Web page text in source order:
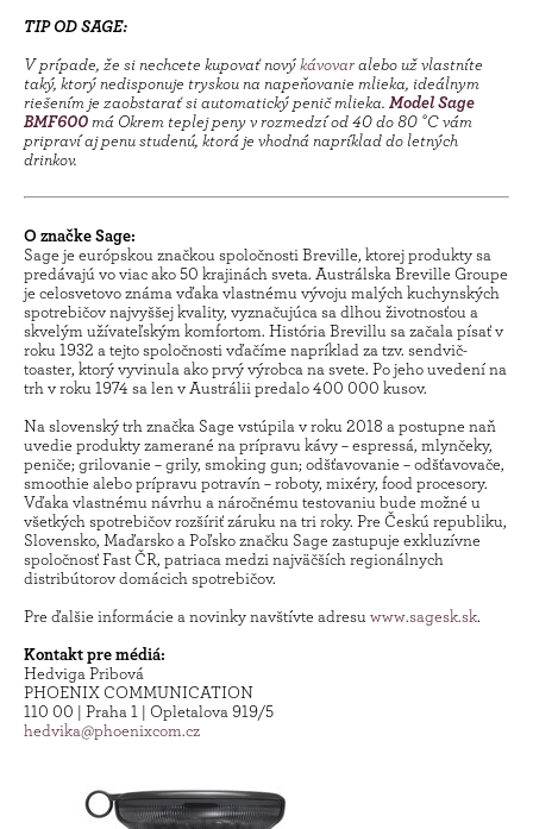
TIP OD SAGE:
V prípade, že si nechcete kupovať novýkávovaralebo už vlastníte
taký, ktorý nedisponuje tryskou na napeňovanie mlieka, ideálnym
riešením je zaobstarať si automatický penič mlieka. Model Sage
BMF600má Okrem teplej peny v rozmedzí od 40 do 80 °C vám
pripraví aj penu studenú, ktorá je vhodná napríklad do letných
drinkov.
O značke Sage:
Sage je európskou značkou spoločnosti Breville, ktorej produkty sa
predávajú vo viac ako 50 krajinách sveta. Austrálska Breville Groupe
je celosvetovo známa vďaka vlastnému vývoju malých kuchynských
spotrebičov najvyššej kvality, vyznačujúca sa dlhou životnosťou a
skvelým užívateľským komfortom. História Brevillu sa začala písať v
roku 1932 a tejto spoločnosti vďačíme napríklad za tzv. sendvič-
toaster, ktorý vyvinula ako prvý výrobca na svete. Po jeho uvedení na
trh v roku 1974 sa len v Austrálii predalo 400 000 kusov.
Na slovenský trh značka Sage vstúpila v roku 2018 a postupne naň
uvedie produkty zamerané na prípravu kávy – espressá, mlynčeky,
peniče; grilovanie – grily, smoking gun; odšťavovanie – odšťavovače,
smoothie alebo prípravu potravín – roboty, mixéry, food procesory.
Vďaka vlastnému návrhu a náročnému testovaniu bude možné u
všetkých spotrebičov rozšíriť záruku na tri roky. Pre Českú republiku,
Slovensko, Maďarsko a Poľsko značku Sage zastupuje exkluzívne
spoločnosť Fast ČR, patriaca medzi najväčších regionálnych
distribútorov domácich spotrebičov.
Pre ďalšie informácie a novinky navštívte adresuwww.sagesk.sk.
Kontakt pre médiá:
Hedviga Pribová
PHOENIX COMMUNICATION
110 00 | Praha 1 | Opletalova 919/5
hedvika@phoenixcom.cz